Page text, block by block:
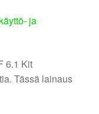
ja
6.1 Kit
Tässä lainaus